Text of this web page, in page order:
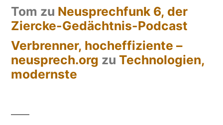
Tom zu Neusprechfunk 6, der
Ziercke-Gedächtnis-Podcast
Verbrenner, hocheffiziente –
neusprech.org zu Technologien,
modernste